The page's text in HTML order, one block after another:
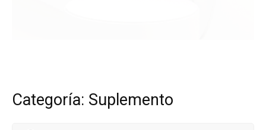
Categoría: Suplemento